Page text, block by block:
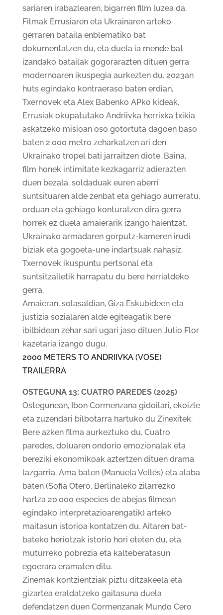
sariaren irabazlearen, bigarren film luzea da.
Filmak Errusiaren eta Ukrainaren arteko
gerraren bataila enblematiko bat
dokumentatzen du, eta duela ia mende bat
izandako batailak gogorarazten dituen gerra
modernoaren ikuspegia aurkezten du. 2023an
huts egindako kontraeraso baten erdian,
Txernovek eta Alex Babenko APko kideak,
Errusiak okupatutako Andriivka herrixka txikia
askatzeko misioan oso gotortuta dagoen baso
baten 2.000 metro zeharkatzen ari den
Ukrainako tropel bati jarraitzen diote. Baina,
film honek intimitate kezkagarriz adierazten
duen bezala, soldaduak euren aberri
suntsituaren alde zenbat eta gehiago aurreratu,
orduan eta gehiago konturatzen dira gerra
horrek ez duela amaierarik izango haientzat.
Ukrainako armadaren gorputz-kameren irudi
biziak eta gogoeta-une indartsuak nahasiz,
Txernovek ikuspuntu pertsonal eta
suntsitzailetik harrapatu du bere herrialdeko
gerra.
Amaieran, solasaldian, Giza Eskubideen eta
justizia sozialaren alde egiteagatik bere
ibilbidean zehar sari ugari jaso dituen Julio Flor
kazetaria izango dugu.
2000 METERS TO ANDRIIVKA (VOSE)
TRAILERRA
OSTEGUNA 13: CUATRO PAREDES (2025)
Ostegunean, Ibon Cormenzana gidoilari, ekoizle
eta zuzendari bilbotarra hartuko du Zinexitek.
Bere azken filma aurkeztuko du, Cuatro
paredes, doluaren ondorio emozionalak eta
bereziki ekonomikoak aztertzen dituen drama
lazgarria. Ama baten (Manuela Vellés) eta alaba
baten (Sofía Otero, Berlinaleko zilarrezko
hartza 20.000 especies de abejas filmean
egindako interpretazioarengatik) arteko
maitasun istorioa kontatzen du. Aitaren bat-
bateko heriotzak istorio hori eteten du, eta
muturreko pobrezia eta kalteberatasun
egoerara eramaten ditu.
Zinemak kontzientziak piztu ditzakeela eta
gizartea eraldatzeko gaitasuna duela
defendatzen duen Cormenzanak Mundo Cero